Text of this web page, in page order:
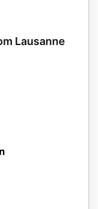
Lausanne